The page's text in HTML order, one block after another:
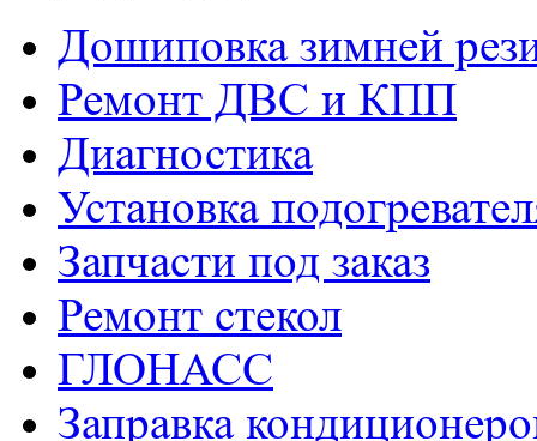
Дошиповка зимней
Ремонт ДВС и КПП
Диагностика
Установка
Запчасти под заказ
Ремонт стекол
ГЛОНАСС
Заправка